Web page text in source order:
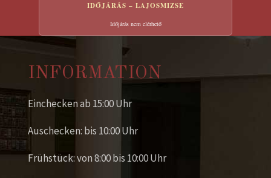
IDŐJÁRÁS – LAJOSMIZSE
Időjárás nem elérhető
INFORMATION
Einchecken ab 15:00 Uhr
Auschecken: bis 10:00 Uhr
Frühstück: von 8:00 bis 10:00 Uhr